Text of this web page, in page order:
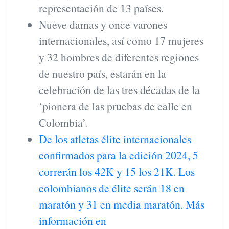
representación de 13 países.
Nueve damas y once varones
internacionales, así como 17 mujeres
y 32 hombres de diferentes regiones
de nuestro país, estarán en la
celebración de las tres décadas de la
‘pionera de las pruebas de calle en
Colombia’.
De los atletas élite internacionales
confirmados para la edición 2024, 5
correrán los 42K y 15 los 21K. Los
colombianos de élite serán 18 en
maratón y 31 en media maratón. Más
información en